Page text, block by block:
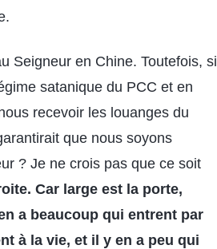
Seigneur en Chine. Toutefois, si
satanique du PCC et en
recevoir les louanges du
que nous soyons
? Je ne crois pas que ce soit
Car large est la porte,
a beaucoup qui entrent par
à la vie, et il y en a peu qui